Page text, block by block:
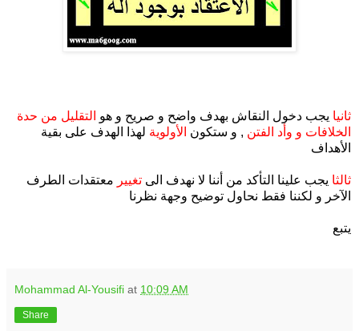
ثانيا يجب دخول النقاش بهدف واضح و صريح و هو التقليل من حدة
الخلافات و وأد الفتن , و ستكون الأولوية لهذا الهدف على بقية
الأهداف
ثالثا يجب علينا التأكد من أننا لا نهدف الى تغيير معتقدات الطرف
الآخر و لكننا فقط نحاول توضيح وجهة نظرنا
يتبع
Mohammad Al-Yousifi at 10:09 AM
Share